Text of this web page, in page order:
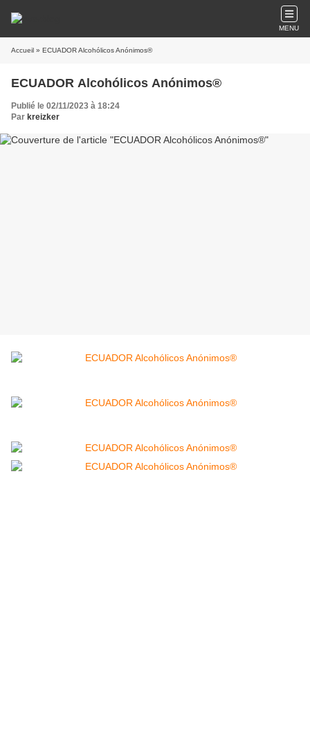
MENU
Accueil » ECUADOR Alcohólicos Anónimos®
ECUADOR Alcohólicos Anónimos®
Publié le 02/11/2023 à 18:24
Par kreizker